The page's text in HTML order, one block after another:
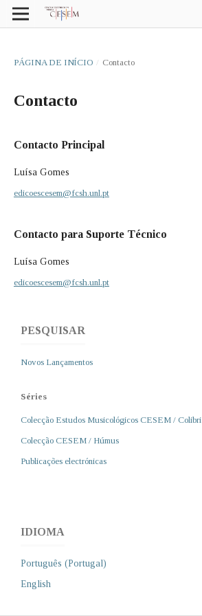
PÁGINA DE INÍCIO / Contacto
Contacto
Contacto Principal
Luísa Gomes
edicoescesem@fcsh.unl.pt
Contacto para Suporte Técnico
Luísa Gomes
edicoescesem@fcsh.unl.pt
PESQUISAR
Novos Lançamentos
Séries
Colecção Estudos Musicológicos CESEM / Colibri
Colecção CESEM / Húmus
Publicações electrónicas
IDIOMA
Português (Portugal)
English